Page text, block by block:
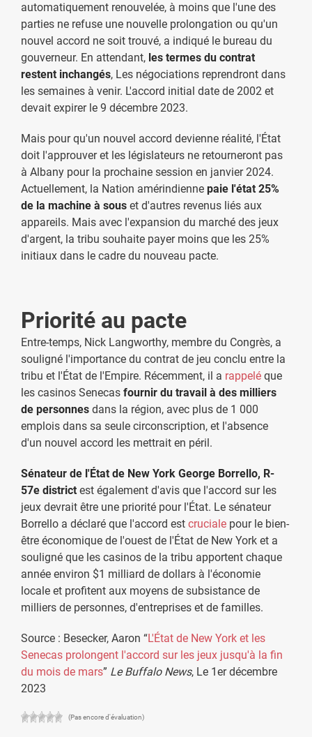
automatiquement renouvelée, à moins que l'une des
parties ne refuse une nouvelle prolongation ou qu'un
nouvel accord ne soit trouvé, a indiqué le bureau du
gouverneur. En attendant, les termes du contrat
restent inchangés, Les négociations reprendront dans
les semaines à venir. L'accord initial date de 2002 et
devait expirer le 9 décembre 2023.
Mais pour qu'un nouvel accord devienne réalité, l'État
doit l'approuver et les législateurs ne retourneront pas
à Albany pour la prochaine session en janvier 2024.
Actuellement, la Nation amérindienne paie l'état 25%
de la machine à sous et d'autres revenus liés aux
appareils. Mais avec l'expansion du marché des jeux
d'argent, la tribu souhaite payer moins que les 25%
initiaux dans le cadre du nouveau pacte.
Priorité au pacte
Entre-temps, Nick Langworthy, membre du Congrès, a
souligné l'importance du contrat de jeu conclu entre la
tribu et l'État de l'Empire. Récemment, il a rappelé que
les casinos Senecas fournir du travail à des milliers
de personnes dans la région, avec plus de 1 000
emplois dans sa seule circonscription, et l'absence
d'un nouvel accord les mettrait en péril.
Sénateur de l'État de New York George Borrello, R-
57e district est également d'avis que l'accord sur les
jeux devrait être une priorité pour l'État. Le sénateur
Borrello a déclaré que l'accord est cruciale pour le bien-
être économique de l'ouest de l'État de New York et a
souligné que les casinos de la tribu apportent chaque
année environ $1 milliard de dollars à l'économie
locale et profitent aux moyens de subsistance de
milliers de personnes, d'entreprises et de familles.
Source : Besecker, Aaron “L'État de New York et les
Senecas prolongent l'accord sur les jeux jusqu'à la fin
du mois de mars” Le Buffalo News, Le 1er décembre
2023
(Pas encore d'évaluation)